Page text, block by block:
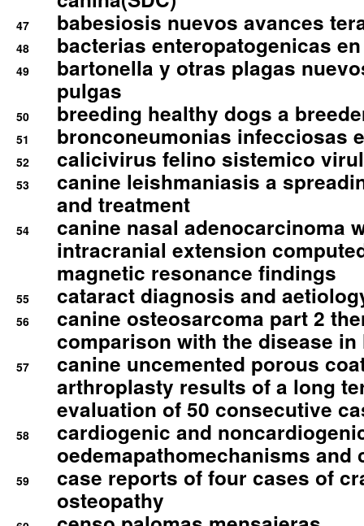
47 babesiosis nuevos avances
48 bacterias enteropatogenicas
49
bartonella y otras plagas
pulgas
50 breeding healthy dogs a
51 bronconeumonias infecciosas
52 calicivirus felino sistemico
53
canine leishmaniasis a
and treatment
54
canine nasal adenocarcinoma
intracranial extension
magnetic resonance findings
55 cataract diagnosis and
56
canine osteosarcoma part 2
comparison with the disease in
57
canine uncemented porous
arthroplasty results of a long
evaluation of 50 consecutive
58
cardiogenic and
oedemapathomechanisms and
59
case reports of four cases of
osteopathy